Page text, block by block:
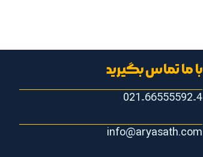
با ما تماس بگیرید
021-66555592-4
info@aryasath.com